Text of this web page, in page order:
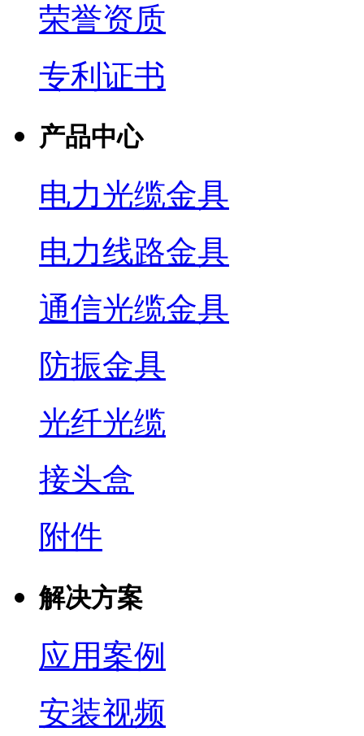
荣誉资质
专利证书
产品中心
电力光缆金具
电力线路金具
通信光缆金具
防振金具
光纤光缆
接头盒
附件
解决方案
应用案例
安装视频